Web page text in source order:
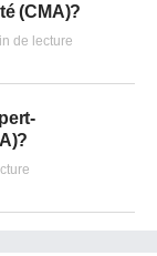
(CMA)?
de lecture